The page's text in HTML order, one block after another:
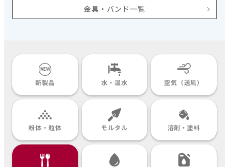
金具・バンド一覧
新製品 水・温水 空気（送風）
粉体・粒体 モルタル 溶剤・塗料